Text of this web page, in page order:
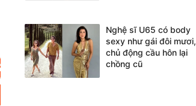
Nghệ sĩ U65 có body
sexy như gái đôi mươi,
chủ động cầu hôn lại
chồng cũ